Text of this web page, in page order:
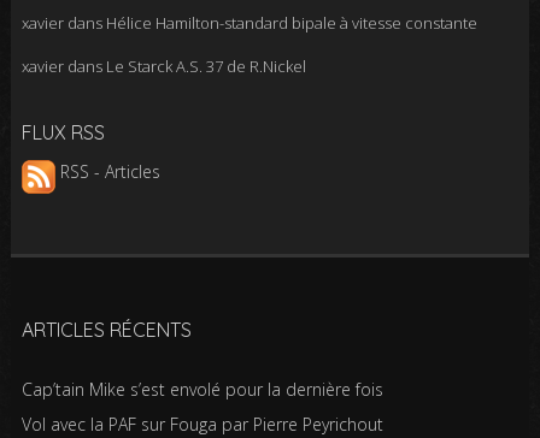
xavierdans Hélice Hamilton-standard bipale à vitesse constante
xavierdans Le Starck A.S. 37 de R.Nickel
FLUX RSS
RSS - Articles
ARTICLES RÉCENTS
Cap’tain Mike s’est envolé pour la dernière fois
Vol avec la PAF sur Fouga par Pierre Peyrichout